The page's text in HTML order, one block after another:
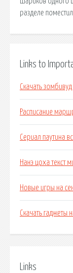
разделе
Links to
Скачать
Расписание
Сериал паутина
Нанэ цоха текст
Новые игры на
Скачать гаджеты
Links